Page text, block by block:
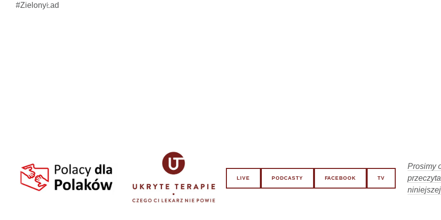
#ZielonyŁad
LIVE PODCASTY FACEBOOK TV
Prosimy